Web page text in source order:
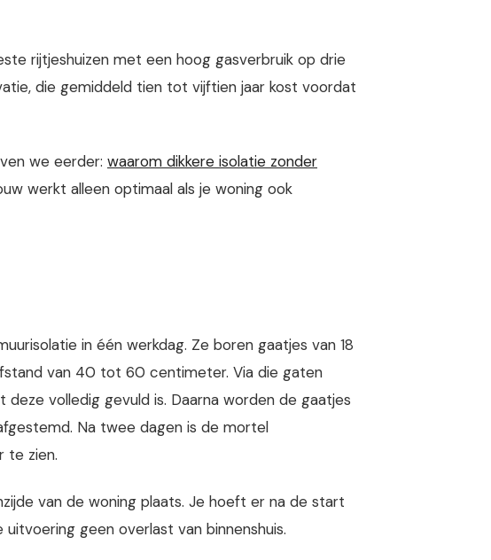
rijtjeshuizen met een hoog gasverbruik op drie
die gemiddeld tien tot vijftien jaar kost voordat
we eerder: waarom dikkere isolatie zonder
werkt alleen optimaal als je woning ook
in één werkdag. Ze boren gaatjes van 18
van 40 tot 60 centimeter. Via die gaten
volledig gevuld is. Daarna worden de gaatjes
Na twee dagen is de mortel
te zien.
van de woning plaats. Je hoeft er na de start
geen overlast van binnenshuis.